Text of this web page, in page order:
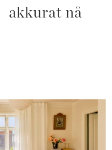
akkurat nå